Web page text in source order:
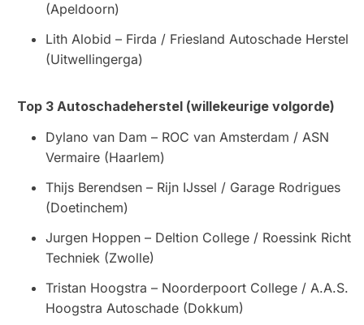
(Apeldoorn)
Lith Alobid – Firda / Friesland Autoschade Herstel
(Uitwellingerga)
Top 3 Autoschadeherstel (willekeurige volgorde)
Dylano van Dam – ROC van Amsterdam / ASN
Vermaire (Haarlem)
Thijs Berendsen – Rijn IJssel / Garage Rodrigues
(Doetinchem)
Jurgen Hoppen – Deltion College / Roessink Richt
Techniek (Zwolle)
Tristan Hoogstra – Noorderpoort College / A.A.S.
Hoogstra Autoschade (Dokkum)